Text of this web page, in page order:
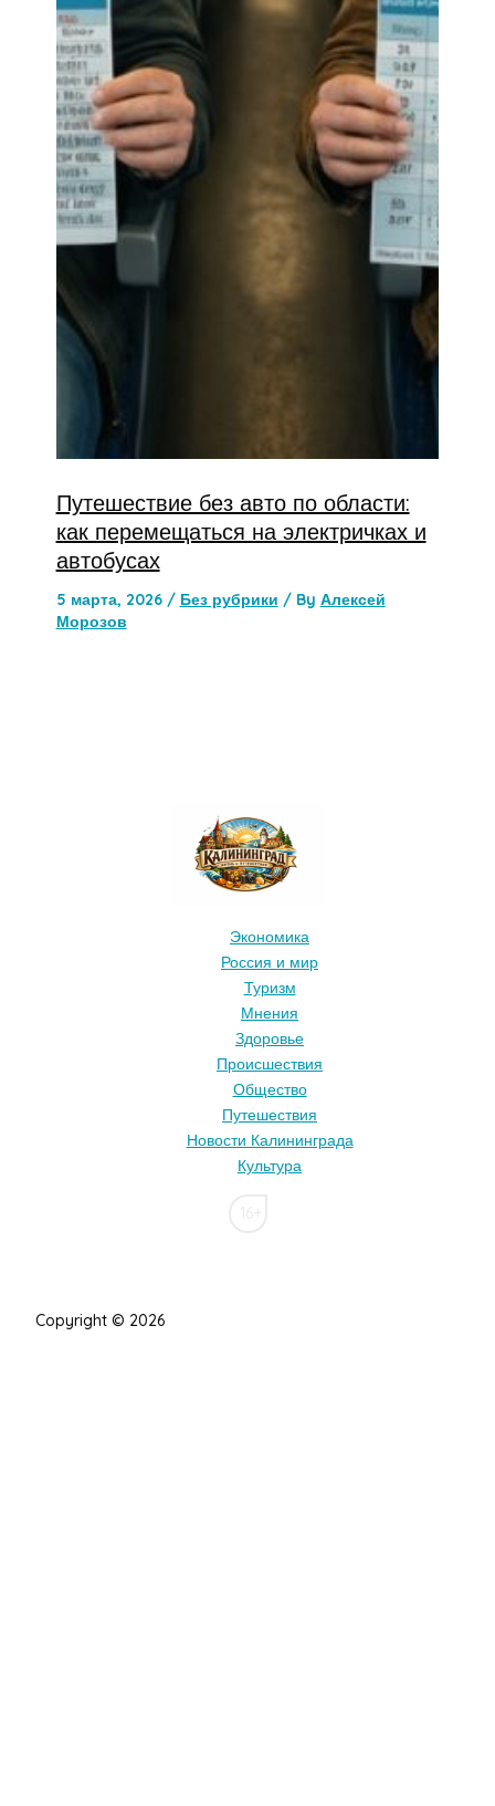
Путешествие без авто по области:
как перемещаться на электричках и
автобусах
5 марта, 2026 / Без рубрики / By Алексей
Морозов
Экономика
Россия и мир
Туризм
Мнения
Здоровье
Происшествия
Общество
Путешествия
Новости Калининграда
Культура
Copyright © 2026